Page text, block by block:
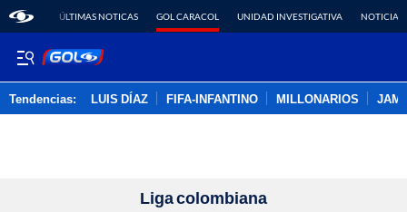
ÚLTIMAS NOTICAS GOL CARACOL UNIDAD INVESTIGATIVA NOTICIAS
Tendencias: LUIS DÍAZ FIFA-INFANTINO MILLONARIOS
Liga colombiana